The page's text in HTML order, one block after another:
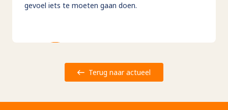
gevoel iets te moeten gaan doen.
Terug naar actueel